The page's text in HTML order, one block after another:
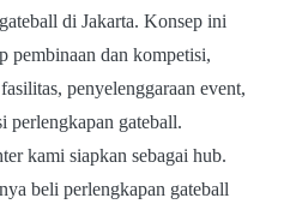
di Jakarta. Konsep ini
pembinaan dan kompetisi,
penyelenggaraan event,
perlengkapan gateball.
kami siapkan sebagai hub.
beli perlengkapan gateball